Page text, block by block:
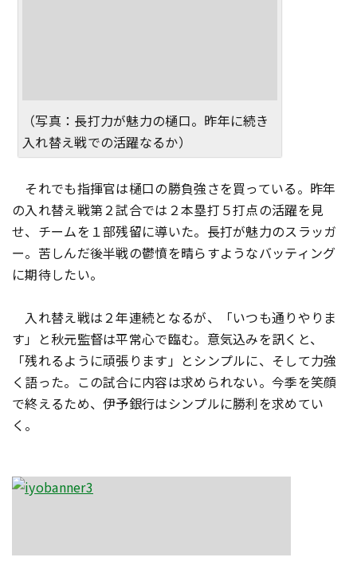
（写真：長打力が魅力の樋口。昨年に続き
入れ替え戦での活躍なるか）
それでも指揮官は樋口の勝負強さを買っている。昨年
の入れ替え戦第２試合では２本塁打５打点の活躍を見
せ、チームを１部残留に導いた。長打が魅力のスラッガ
ー。苦しんだ後半戦の鬱憤を晴らすようなバッティング
に期待したい。
入れ替え戦は２年連続となるが、「いつも通りやりま
す」と秋元監督は平常心で臨む。意気込みを訊くと、
「残れるように頑張ります」とシンプルに、そして力強
く語った。この試合に内容は求められない。今季を笑顔
で終えるため、伊予銀行はシンプルに勝利を求めてい
く。